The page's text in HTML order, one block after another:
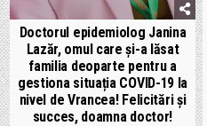
Doctorul epidemiolog Janina
Lazăr, omul care și-a lăsat
familia deoparte pentru a
gestiona situația COVID-19 la
nivel de Vrancea! Felicitări și
succes, doamna doctor!